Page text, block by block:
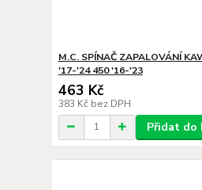
M.C. SPÍNAČ ZAPALOVÁNÍ
'17-'24 450 '16-'23
463 Kč
383 Kč bez DPH
Přidat do